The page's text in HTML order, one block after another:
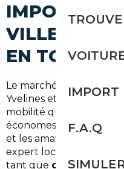
IMPORT
VILLEPREUX
EN TOUTE
Le marché automobile
Yvelines et l'Île-de-
mobilité quotidienne et
économes. Pour les
et les amateurs de
expert local facilite
tant que courtier
IMPORT
F.A.Q